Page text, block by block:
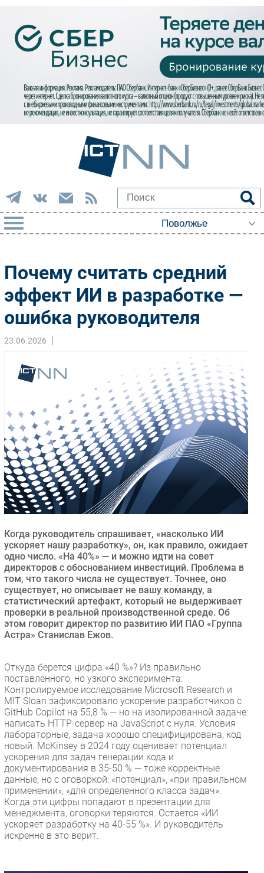
Импорто­замещение
Автоматизация Промышленности
Интернет
Мобильная связь
Фиксированная связь
Интеграция
Рынок ПК
Торговые сети
Оборудование
ПО
Outsourcing
Кадры
Регулирование
Финансы
Безопасность
Инновации
CIO/Управление ИТ
Гаджеты
Здоровье
РАЗДЕЛЫ
Новости
Аналитика
Интервью
Мероприятия
Проекты
IT класс
Тестовый стенд
Каталог компаний
Почему считать средний
эффект ИИ в разработке —
ошибка руководителя
23.06.2026
Когда руководитель спрашивает, «насколько ИИ
ускоряет нашу разработку», он, как правило, ожидает
одно число. «На 40%» — и можно идти на совет
директоров с обоснованием инвестиций. Проблема в
том, что такого числа не существует. Точнее, оно
существует, но описывает не вашу команду, а
статистический артефакт, который не выдерживает
проверки в реальной производственной среде. Об
этом говорит директор по развитию ИИ ПАО «Группа
Астра» Станислав Ежов.
Откуда берется цифра «40 %»? Из правильно
поставленного, но узкого эксперимента.
Контролируемое исследование Microsoft Research и
MIT Sloan зафиксировало ускорение разработчиков с
GitHub Copilot на 55,8 % — но на изолированной задаче:
написать HTTP-сервер на JavaScript с нуля. Условия
лабораторные, задача хорошо специфицирована, код
новый. McKinsey в 2024 году оценивает потенциал
ускорения для задач генерации кода и
документирования в 35-50 % — тоже корректные
данные, но с оговоркой: «потенциал», «при правильном
применении», «для определенного класса задач».
Когда эти цифры попадают в презентации для
менеджмента, оговорки теряются. Остается «ИИ
ускоряет разработку на 40-55 %». И руководитель
искренне в это верит.